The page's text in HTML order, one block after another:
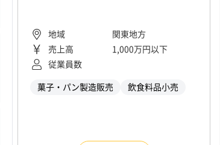
地域
関東地方
売上高
1,000万円以下
従業員数
菓子・パン製造販売 飲食料品小売